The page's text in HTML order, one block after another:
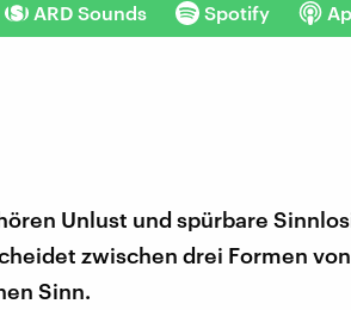
ARD Sounds Spotify
Unlust und spürbare
zwischen drei Formen
Sinn.